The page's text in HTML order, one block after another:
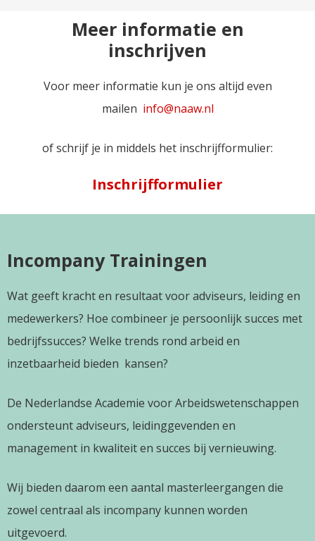
Meer informatie en
inschrijven
Voor meer informatie kun je ons altijd even
mailen info@naaw.nl
of schrijf je in middels het inschrijfformulier:
Inschrijfformulier
Incompany Trainingen
Wat geeft kracht en resultaat voor adviseurs, leiding en
medewerkers? Hoe combineer je persoonlijk succes met
bedrijfssucces? Welke trends rond arbeid en
inzetbaarheid bieden kansen?
De Nederlandse Academie voor Arbeidswetenschappen
ondersteunt adviseurs, leidinggevenden en
management in kwaliteit en succes bij vernieuwing.
Wij bieden daarom een aantal masterleergangen die
zowel centraal als incompany kunnen worden
uitgevoerd.